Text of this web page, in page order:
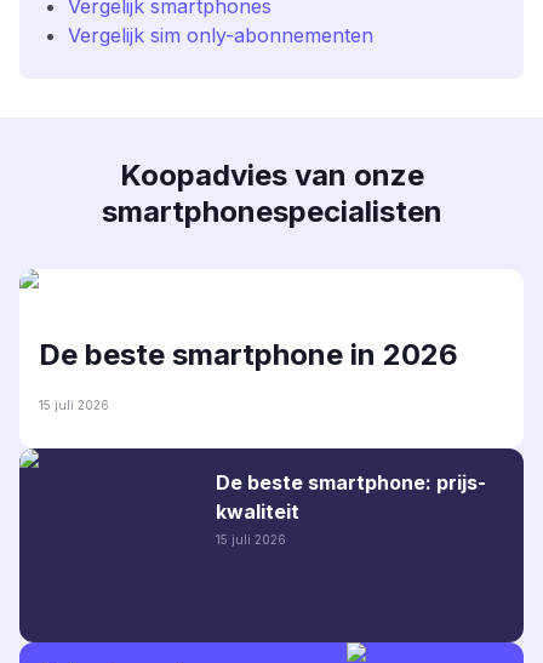
Vergelijk smartphones
Vergelijk sim only-abonnementen
Koopadvies van onze
smartphonespecialisten
De beste smartphone in 2026
15 juli 2026
De beste smartphone: prijs-
kwaliteit
15 juli 2026